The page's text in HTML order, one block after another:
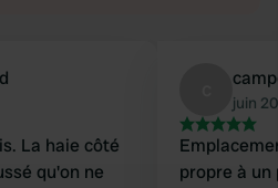
La haie côté
qu'on ne
juin
propre à un